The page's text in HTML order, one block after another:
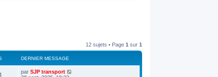
12 sujets • Page 1 sur 1
DERNIER MESSAGE
V
D
par SJP transport